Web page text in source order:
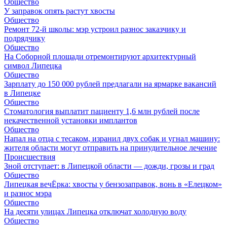
Общество
У заправок опять растут хвосты
Общество
Ремонт 72‑й школы: мэр устроил разнос заказчику и
подрядчику
Общество
На Соборной площади отремонтируют архитектурный
символ Липецка
Общество
Зарплату до 150 000 рублей предлагали на ярмарке вакансий
в Липецке
Общество
Стоматология выплатит пациенту 1,6 млн рублей после
некачественной установки имплантов
Общество
Напал на отца с тесаком, изранил двух собак и угнал машину:
жителя области могут отправить на принудительное лечение
Происшествия
Зной отступает: в Липецкой области — дожди, грозы и град
Общество
Липецкая вечЁрка: хвосты у бензозаправок, вонь в «Елецком»
и разнос мэра
Общество
На десяти улицах Липецка отключат холодную воду
Общество